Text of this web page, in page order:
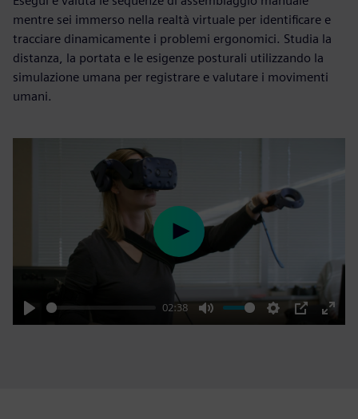
mentre sei immerso nella realtà virtuale per identificare e
tracciare dinamicamente i problemi ergonomici. Studia la
distanza, la portata e le esigenze posturali utilizzando la
simulazione umana per registrare e valutare i movimenti
umani.
Play
02:38
Mute Settings
PIP
Enter
Play